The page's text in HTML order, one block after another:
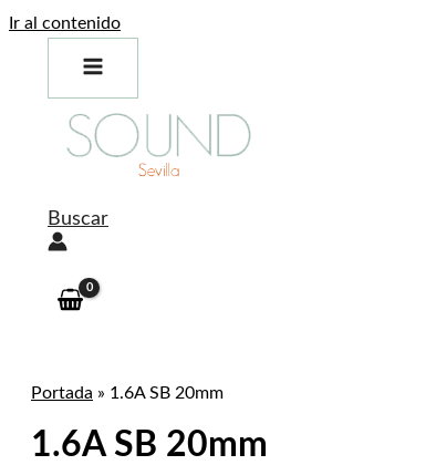
Ir al contenido
Buscar
Portada » 1.6A SB 20mm
1.6A SB 20mm